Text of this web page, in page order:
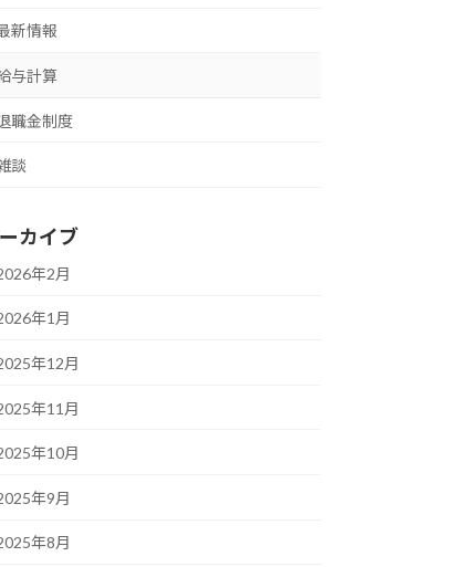
新情報
与計算
職金制度
談
カイブ
年2月
年1月
年12月
年11月
年10月
年9月
年8月